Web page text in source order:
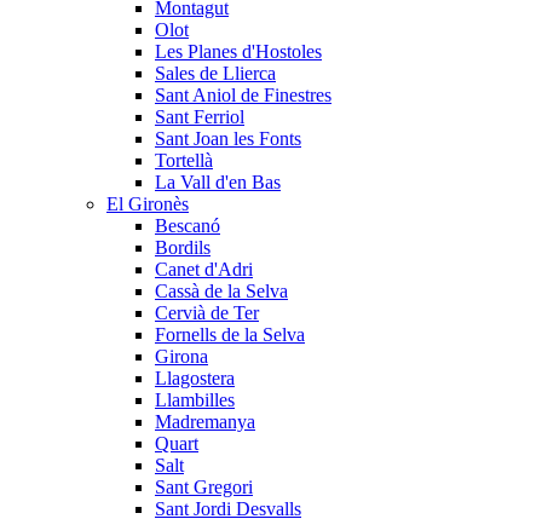
Montagut
Olot
Les Planes d'Hostoles
Sales de Llierca
Sant Aniol de Finestres
Sant Ferriol
Sant Joan les Fonts
Tortellà
La Vall d'en Bas
El Gironès
Bescanó
Bordils
Canet d'Adri
Cassà de la Selva
Cervià de Ter
Fornells de la Selva
Girona
Llagostera
Llambilles
Madremanya
Quart
Salt
Sant Gregori
Sant Jordi Desvalls